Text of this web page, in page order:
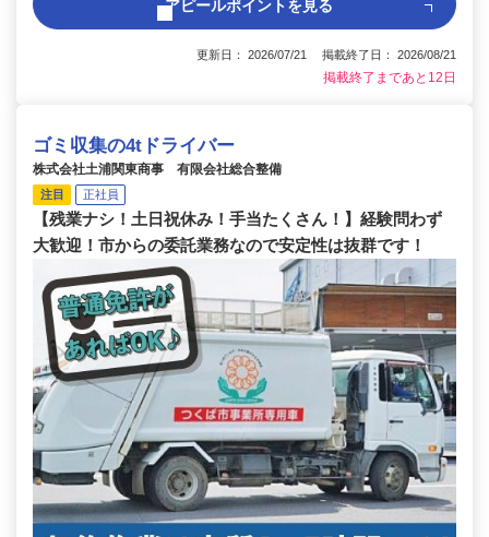
アピールポイントを見る
更新日： 2026/07/21 掲載終了日： 2026/08/21
掲載終了まであと12日
ゴミ収集の4tドライバー
株式会社土浦関東商事 有限会社総合整備
注目 正社員
【残業ナシ！土日祝休み！手当たくさん！】経験問わず
大歓迎！市からの委託業務なので安定性は抜群です！